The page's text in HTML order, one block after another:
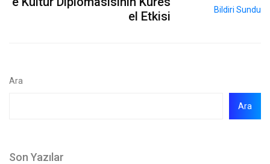
el Etkisi
Ara
Ara
Son Yazılar